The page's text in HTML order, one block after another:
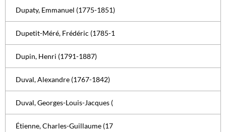
Dupaty, Emmanuel (1775-1851)
Dupetit-Méré, Frédéric (1785-1
Dupin, Henri (1791-1887)
Duval, Alexandre (1767-1842)
Duval, Georges-Louis-Jacques (
Étienne, Charles-Guillaume (17